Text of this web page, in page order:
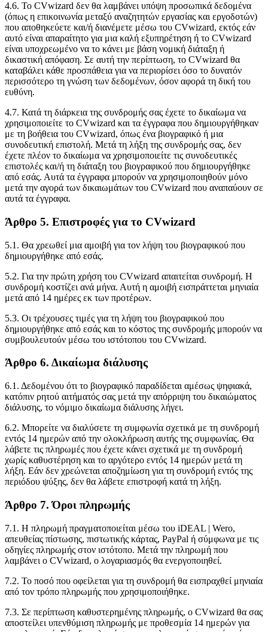
4.6. Το CVwizard δεν θα λαμβάνει υπόψη προσωπικά δεδομένα
(όπως η επικοινωνία μεταξύ αναζητητών εργασίας και εργοδοτών)
που αποθηκεύετε και/ή διανέμετε μέσω του CVwizard, εκτός εάν
αυτό είναι απαραίτητο για μια καλή εξυπηρέτηση ή το CVwizard
είναι υποχρεωμένο να το κάνει με βάση νομική διάταξη ή
δικαστική απόφαση. Σε αυτή την περίπτωση, το CVwizard θα
καταβάλει κάθε προσπάθεια για να περιορίσει όσο το δυνατόν
περισσότερο τη γνώση των δεδομένων, όσον αφορά τη δική του
ευθύνη.
4.7. Κατά τη διάρκεια της συνδρομής σας έχετε το δικαίωμα να
χρησιμοποιείτε το CVwizard και τα έγγραφα που δημιουργήθηκαν
με τη βοήθεια του CVwizard, όπως ένα βιογραφικό ή μια
συνοδευτική επιστολή. Μετά τη λήξη της συνδρομής σας, δεν
έχετε πλέον το δικαίωμα να χρησιμοποιείτε τις συνοδευτικές
επιστολές και/ή τη διάταξη του βιογραφικού που δημιουργήθηκε
από εσάς. Αυτά τα έγγραφα μπορούν να χρησιμοποιηθούν μόνο
μετά την αγορά των δικαιωμάτων του CVwizard που αναπαύουν σε
αυτά τα έγγραφα.
Άρθρο 5. Επιστροφές για το CVwizard
5.1. Θα χρεωθεί μια αμοιβή για τον λήψη του βιογραφικού που
δημιουργήθηκε από εσάς.
5.2. Για την πρώτη χρήση του CVwizard απαιτείται συνδρομή. Η
συνδρομή κοστίζει ανά μήνα. Αυτή η αμοιβή εισπράττεται μηνιαία
μετά από 14 ημέρες εκ των προτέρων.
5.3. Οι τρέχουσες τιμές για τη λήψη του βιογραφικού που
δημιουργήθηκε από εσάς και το κόστος της συνδρομής μπορούν να
συμβουλευτούν μέσω του ιστότοπου του CVwizard.
Άρθρο 6. Δικαίωμα διάλυσης
6.1. Δεδομένου ότι το βιογραφικό παραδίδεται αμέσως ψηφιακά,
κατόπιν ρητού αιτήματός σας μετά την απόρριψη του δικαιώματος
διάλυσης, το νόμιμο δικαίωμα διάλυσης λήγει.
6.2. Μπορείτε να διαλύσετε τη συμφωνία σχετικά με τη συνδρομή
εντός 14 ημερών από την ολοκλήρωση αυτής της συμφωνίας. Θα
λάβετε τις πληρωμές που έχετε κάνει σχετικά με τη συνδρομή
χωρίς καθυστέρηση και το αργότερο εντός 14 ημερών μετά τη
λήξη. Εάν δεν χρεώνεται αποζημίωση για τη συνδρομή εντός της
περιόδου ψύξης, δεν θα λάβετε επιστροφή κατά τη λήξη.
Άρθρο 7. Όροι πληρωμής
7.1. Η πληρωμή πραγματοποιείται μέσω του iDEAL | Wero,
απευθείας πίστωσης, πιστωτικής κάρτας, PayPal ή σύμφωνα με τις
οδηγίες πληρωμής στον ιστότοπο. Μετά την πληρωμή που
λαμβάνει ο CVwizard, ο λογαριασμός θα ενεργοποιηθεί.
7.2. Το ποσό που οφείλεται για τη συνδρομή θα εισπραχθεί μηνιαία
από τον τρόπο πληρωμής που χρησιμοποιήθηκε.
7.3. Σε περίπτωση καθυστερημένης πληρωμής, ο CVwizard θα σας
αποστείλει υπενθύμιση πληρωμής με προθεσμία 14 ημερών για